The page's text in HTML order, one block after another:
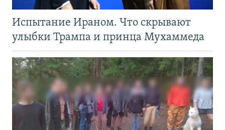
Испытание Ираном. Что скрывают
улыбки Трампа и принца Мухаммеда